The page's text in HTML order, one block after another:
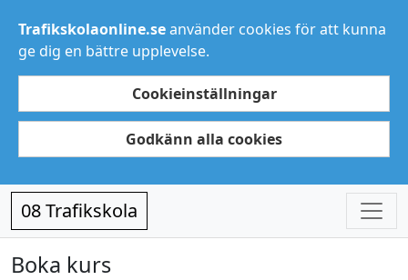
Trafikskolaonline.seanvänder cookies för att kunna
ge dig en bättre upplevelse.
Cookieinställningar
Godkänn alla cookies
08 Trafikskola
Boka kurs